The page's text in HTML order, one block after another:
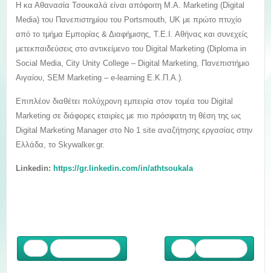
Η κα Αθανασία Τσουκαλά είναι απόφοιτη M.A. Marketing (Digital
Media) του Πανεπιστημίου του Portsmouth, UK με πρώτο πτυχίο
από το τμήμα Εμπορίας & Διαφήμισης, Τ.Ε.Ι. Αθήνας και συνεχείς
μετεκπαιδεύσεις στο αντικείμενο του Digital Marketing (Diploma in
Social Media, City Unity College – Digital Marketing, Πανεπιστήμιο
Αιγαίου, SEM Marketing – e-learning Ε.Κ.Π.Α.).
Επιπλέον διαθέτει πολύχρονη εμπειρία στον τομέα του Digital
Marketing σε διάφορες εταιρίες με πιο πρόσφατη τη θέση της ως
Digital Marketing Manager στο Νο 1 site αναζήτησης εργασίας στην
Ελλάδα, το Skywalker.gr.
Linkedin: https://gr.linkedin.com/in/athtsoukala